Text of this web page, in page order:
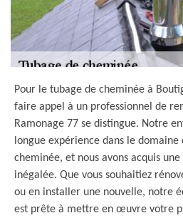
Pour le tubage de cheminée à
faire appel à un professionnel de
Ramonage 77 se distingue. Notre
longue expérience dans le
cheminée, et nous avons acquis
inégalée. Que vous souhaitiez
ou en installer une nouvelle, notre
est prête à mettre en œuvre votre